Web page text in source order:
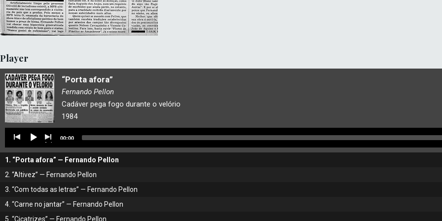
Player
“Porta afora”
Fernando Pellon
Cadáver pega fogo durante o velório
1984
Tocador
áudio
00:00
1. “Porta afora” — Fernando Pellon
2. “Altivez” — Fernando Pellon
3. “Com todas as letras” — Fernando Pellon
4. “Carne no jantar” — Fernando Pellon
5. “Cicatrizes” — Fernando Pellon